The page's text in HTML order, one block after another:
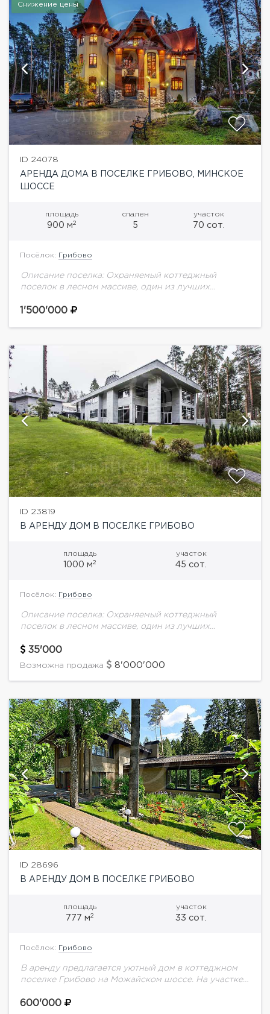
Снижение цены
ID 24078
АРЕНДА ДОМА В ПОСЕЛКЕ ГРИБОВО, МИНСКОЕ
ШОССЕ
площадь
900 м2
спален
5
участок
70 сот.
Посёлок: Грибово
Описание поселка: Охраняемый коттеджный
поселок в лесном массиве, один из лучших
несколько детских площадок. 2 удобных выезда из
1'500'000
ID 23819
В АРЕНДУ ДОМ В ПОСЕЛКЕ ГРИБОВО
площадь
1000 м2
участок
45 сот.
Посёлок: Грибово
Описание поселка: Охраняемый коттеджный
поселок в лесном массиве, один из лучших
несколько детских площадок. 2 удобных выезда из
поселка. Описание...
35'000
Возможна продажа 8'000'000
ID 28696
В АРЕНДУ ДОМ В ПОСЕЛКЕ ГРИБОВО
площадь
777 м2
участок
33 сот.
Посёлок: Грибово
В аренду предлагается уютный дом в коттеджном
поселке Грибово на Можайском шоссе. На участке
сосны и ели, высажен фруктовый сад.Планировка
600'000